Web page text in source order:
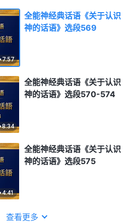
7:57
全能神经典话语《关于认识
神的话语》选段569
8:34
全能神经典话语《关于认识
神的话语》选段570-574
4:41
全能神经典话语《关于认识
神的话语》选段575
查看更多